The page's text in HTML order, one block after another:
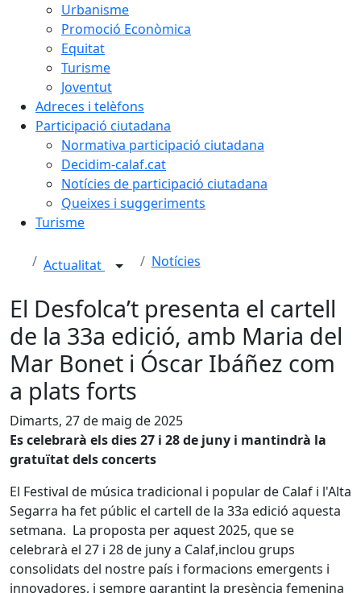
Urbanisme
Promoció Econòmica
Equitat
Turisme
Joventut
Adreces i telèfons
Participació ciutadana
Normativa participació ciutadana
Decidim-calaf.cat
Notícies de participació ciutadana
Queixes i suggeriments
Turisme
Actualitat Notícies
El Desfolca’t presenta el cartell
de la 33a edició, amb Maria del
Mar Bonet i Óscar Ibáñez com
a plats forts
Dimarts, 27 de maig de 2025
Es celebrarà els dies 27 i 28 de juny i mantindrà la
gratuïtat dels concerts
El Festival de música tradicional i popular de Calaf i l'Alta
Segarra ha fet públic el cartell de la 33a edició aquesta
setmana. La proposta per aquest 2025, que se
celebrarà el 27 i 28 de juny a Calaf,inclou grups
consolidats del nostre país i formacions emergents i
innovadores, i sempre garantint la presència femenina